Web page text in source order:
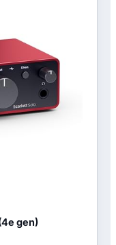
gen)